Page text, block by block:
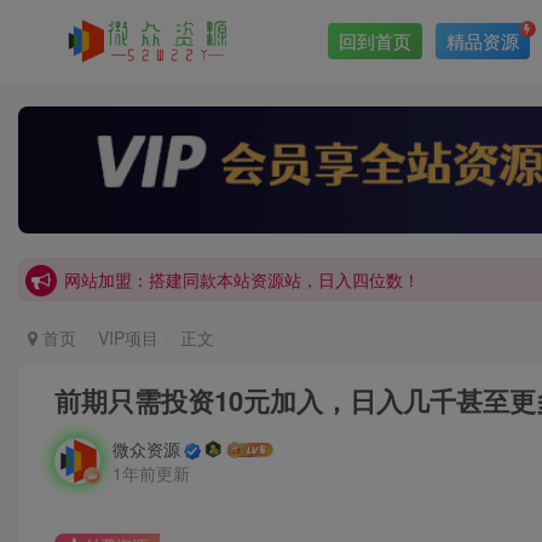
回到首页 精品资源
开通会员，无限下载各大机构内部资源，一站式草根创业基地
网站加盟：搭建同款本站资源站，日入四位数！
首页 VIP项目 正文
前期只需投资10元加入，日入几千甚至
微众资源
1年前更新